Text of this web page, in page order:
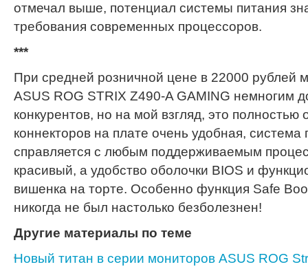
отмечал выше, потенциал системы питания
требования современных процессоров.
***
При средней розничной цене в 22000 рублей
ASUS ROG STRIX Z490-A GAMING немногим
конкурентов, но на мой взгляд, это
коннекторов на плате очень удобная, система
справляется с любым поддерживаемым
красивый, а удобство оболочки BIOS и
вишенка на торте. Особенно функция Safe
никогда не был настолько безболезнен!
Другие материалы по теме
Новый титан в серии мониторов ASUS ROG